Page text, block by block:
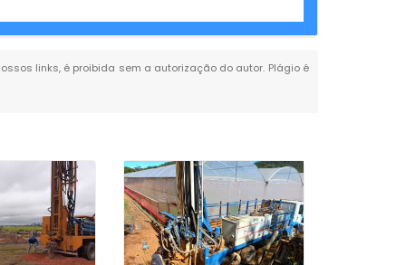
links, é proibida sem a autorização do autor. Plágio é